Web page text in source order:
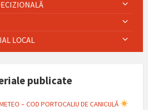
LOCAL
publicate
– COD PORTOCALIU DE CANICULĂ